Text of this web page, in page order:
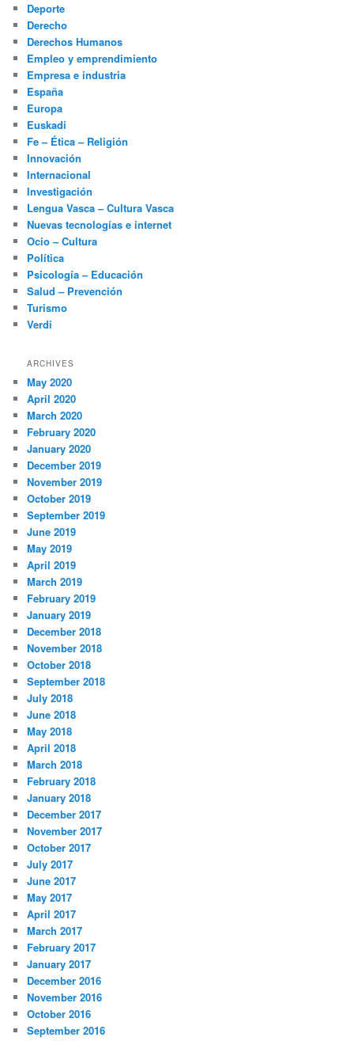
Deporte
Derecho
Derechos Humanos
Empleo y emprendimiento
Empresa e industria
España
Europa
Euskadi
Fe – Ética – Religión
Innovación
Internacional
Investigación
Lengua Vasca – Cultura Vasca
Nuevas tecnologías e internet
Ocio – Cultura
Política
Psicología – Educación
Salud – Prevención
Turismo
Verdi
ARCHIVES
May 2020
April 2020
March 2020
February 2020
January 2020
December 2019
November 2019
October 2019
September 2019
June 2019
May 2019
April 2019
March 2019
February 2019
January 2019
December 2018
November 2018
October 2018
September 2018
July 2018
June 2018
May 2018
April 2018
March 2018
February 2018
January 2018
December 2017
November 2017
October 2017
July 2017
June 2017
May 2017
April 2017
March 2017
February 2017
January 2017
December 2016
November 2016
October 2016
September 2016